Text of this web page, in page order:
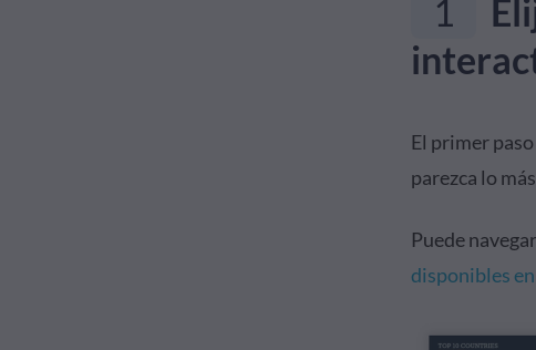
1
El primer
parezca lo
Puede
disponibles